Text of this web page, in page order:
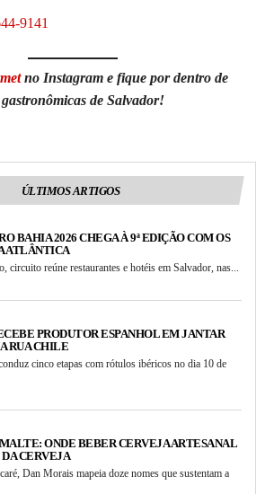
9141
no Instagram e fique por dentro de
de Salvador!
ÚLTIMOS ARTIGOS
BAHIA 2026 CHEGA À 9ª EDIÇÃO COM OS
ATLÂNTICA
circuito reúne restaurantes e hotéis em Salvador, nas...
PRODUTOR ESPANHOL EM JANTAR
RUA CHILE
cinco etapas com rótulos ibéricos no dia 10 de
ONDE BEBER CERVEJA ARTESANAL
CERVEJA
Dan Morais mapeia doze nomes que sustentam a